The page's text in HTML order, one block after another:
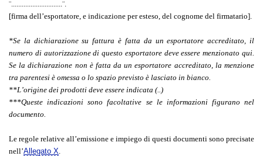
¨.............................¨.
[firma dell’esportatore, e indicazione per esteso, del cognome del firmatario].
*Se la dichiarazione su fattura è fatta da un esportatore accreditato, il
numero di autorizzazione di questo esportatore deve essere menzionato qui.
Se la dichiarazione non è fatta da un esportatore accreditato, la menzione
tra parentesi è omessa o lo spazio previsto è lasciato in bianco.
**L’origine dei prodotti deve essere indicata (..)
***Queste indicazioni sono facoltative se le informazioni figurano nel
documento.
Le regole relative all’emissione e impiego di questi documenti sono precisate
nell’Allegato X.